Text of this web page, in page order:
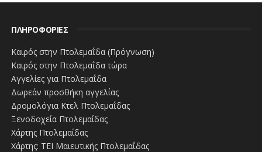
ΠΛΗΡΟΦΟΡΙΕΣ
Καιρός στην Πτολεμαΐδα (Πρόγνωση)
Καιρός στην Πτολεμαΐδα τώρα
Αγγελίες για Πτολεμαΐδα
Δωρεάν προσθήκη αγγελίας
Δρομολόγια Κτελ Πτολεμαΐδας
Ξενοδοχεία Πτολεμαίδας
Χάρτης Πτολεμαίδας
Χάρτης: ΤΕΙ Μαιευτικής Πτολεμαΐδας